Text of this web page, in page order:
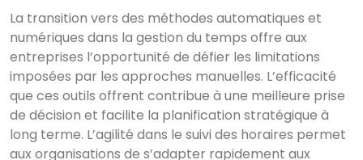
La transition vers des méthodes automatiques et
numériques dans la gestion du temps offre aux
entreprises l’opportunité de défier les limitations
imposées par les approches manuelles. L’efficacité
que ces outils offrent contribue à une meilleure prise
de décision et facilite la planification stratégique à
long terme. L’agilité dans le suivi des horaires permet
aux organisations de s’adapter rapidement aux